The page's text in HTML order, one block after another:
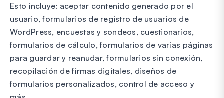
Esto incluye: aceptar contenido generado por el
usuario, formularios de registro de usuarios de
WordPress, encuestas y sondeos, cuestionarios,
formularios de cálculo, formularios de varias páginas
para guardar y reanudar, formularios sin conexión,
recopilación de firmas digitales, diseños de
formularios personalizados, control de acceso y